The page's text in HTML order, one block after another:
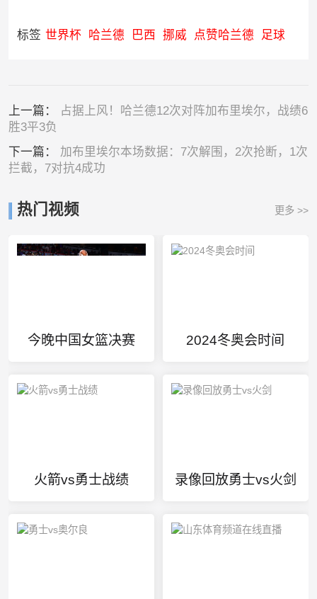
标签 世界杯 哈兰德 巴西 挪威 点赞哈兰德 足球
上一篇：
占据上风！哈兰德12次对阵加布里埃尔，战绩6
胜3平3负
下一篇： 加布里埃尔本场数据：7次解围，2次抢断，1次
拦截，7对抗4成功
热门视频 更多 >>
今晚中国女篮决赛 2024冬奥会时间
火箭vs勇士战绩 录像回放勇士vs火剑